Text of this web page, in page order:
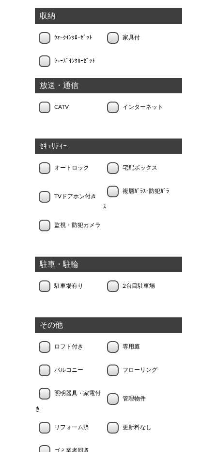
収納
ｳｫｰｸｲﾝｸﾛｰｾﾞｯﾄ 家具付
ｼｭｰｽﾞｲﾝｸﾛｰｾﾞｯﾄ
放送・通信
CATV インターネット
ｾｷｭﾘﾃｨｰ
オートロック 宅配ボックス
TVドアホン付き
複層ｶﾞﾗｽ･防犯ｶﾞﾗ
ｽ
監視・防犯カメラ
駐車・駐輪
駐車場有り 2台目駐車場
その他
ロフト付き 専用庭
バルコニー フローリング
照明器具・家電付
き
管理物件
リフォーム済 更新料なし
ゴミ業者回収